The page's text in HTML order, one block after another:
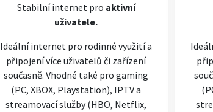
Stabilní internet pro aktivní
uživatele.
Ideální internet pro rodinné využití a
připojení více uživatelů či zařízení
současně. Vhodné také pro gaming
(PC, XBOX, Playstation), IPTV a
streamovací služby (HBO, Netflix,